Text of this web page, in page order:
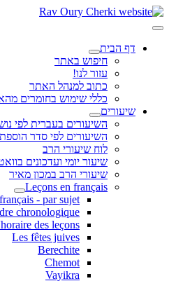
דף הבית
חיפוש באתר
עזור לנו!
כתוב למנהל האתר
כללי שימוש בחומרים
שיעורים
השיעורים בעברית לפי
השיעורים לפי סדר
לוח שיעורי הרב
שיעור יומי ועדכונים
שיעורי הרב במכון מאיר
Leçons en français
- par sujet
chronologique
des leçons
Les fêtes juives
Berechite
Chemot
Vayikra